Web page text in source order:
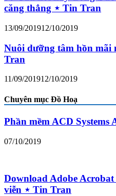
căng thẳng ⋆ Tin Tran
13/09/201912/10/2019
Nuôi dưỡng tâm hồn mãi
Tran
11/09/201912/10/2019
Chuyên mục Đồ Hoạ
Phần mềm ACD Systems
07/10/2019
Download Adobe
viễn ⋆ Tin Tran